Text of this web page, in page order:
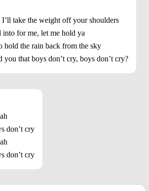
take the weight off your shoulders
into for me, let me hold ya
hold the rain back from the sky
you that boys don’t cry, boys don’t cry?
don’t cry
don’t cry